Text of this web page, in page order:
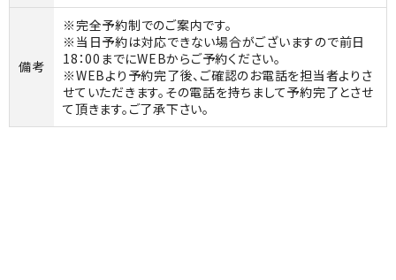
備考
※完全予約制でのご案内です。
※当日予約は対応できない場合がございますので前日
18：00までにWEBからご予約ください。
※WEBより予約完了後、ご確認のお電話を担当者よりさ
せていただきます。その電話を持ちまして予約完了とさせ
て頂きます。ご了承下さい。